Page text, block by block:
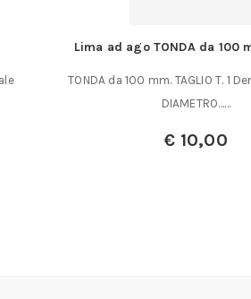
Lima ad ago TONDA da 100
TONDA da 100 mm. TAGLIO T. 1
DIAMETRO……
€ 10,00